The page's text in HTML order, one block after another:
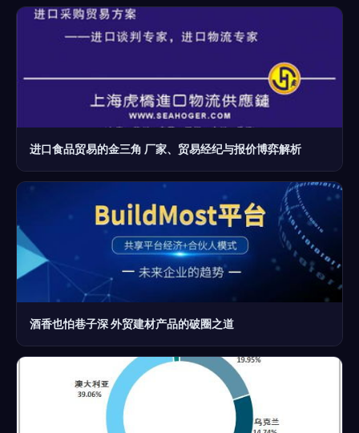
进口食品贸易的金三角 厂家、贸易经纪与报价博弈解析
酒香也怕巷子深 外贸建材产品的破圈之道